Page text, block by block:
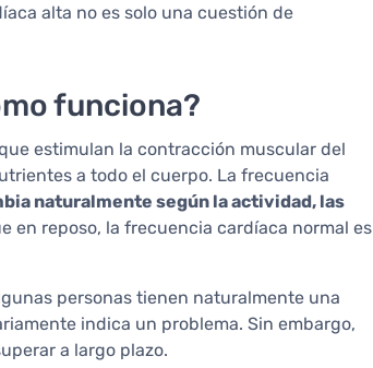
alta no es solo una cuestión de
funciona?
estimulan la contracción muscular del
a todo el cuerpo. La frecuencia
naturalmente según la actividad, las
en reposo, la frecuencia cardíaca normal es
personas tienen naturalmente una
indica un problema. Sin embargo,
a largo plazo.